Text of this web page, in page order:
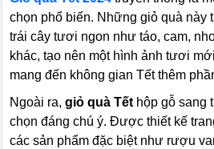
chọn phổ biến. Những giỏ quà này
trái cây tươi ngon như táo, cam,
khác, tạo nên một hình ảnh tươi
mang đến không gian Tết thêm
Ngoài ra,giỏ quà Tết hộp gỗ sang
chọn đáng chú ý. Được thiết kế
các sản phẩm đặc biệt như rượu